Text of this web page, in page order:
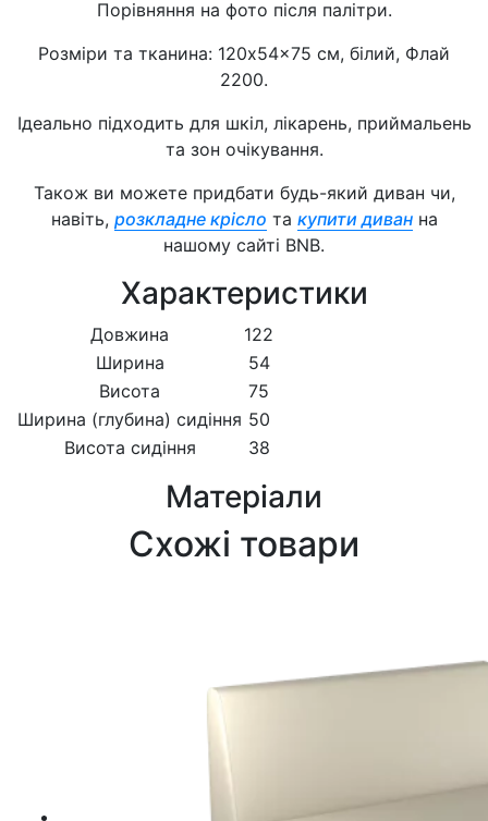
Порівняння на фото після палітри.
Розміри та тканина: 120x54x75 см, білий, Флай
2200.
Ідеально підходить для шкіл, лікарень, приймальень
та зон очікування.
Також ви можете придбати будь-який диван чи,
навіть, розкладне крісло та купити диванна
нашому сайті BNB.
Характеристики
Довжина
122
Ширина
54
Висота
75
Ширина (глубина) сидіння 50
Висота сидіння
38
Матеріали
Схожі товари